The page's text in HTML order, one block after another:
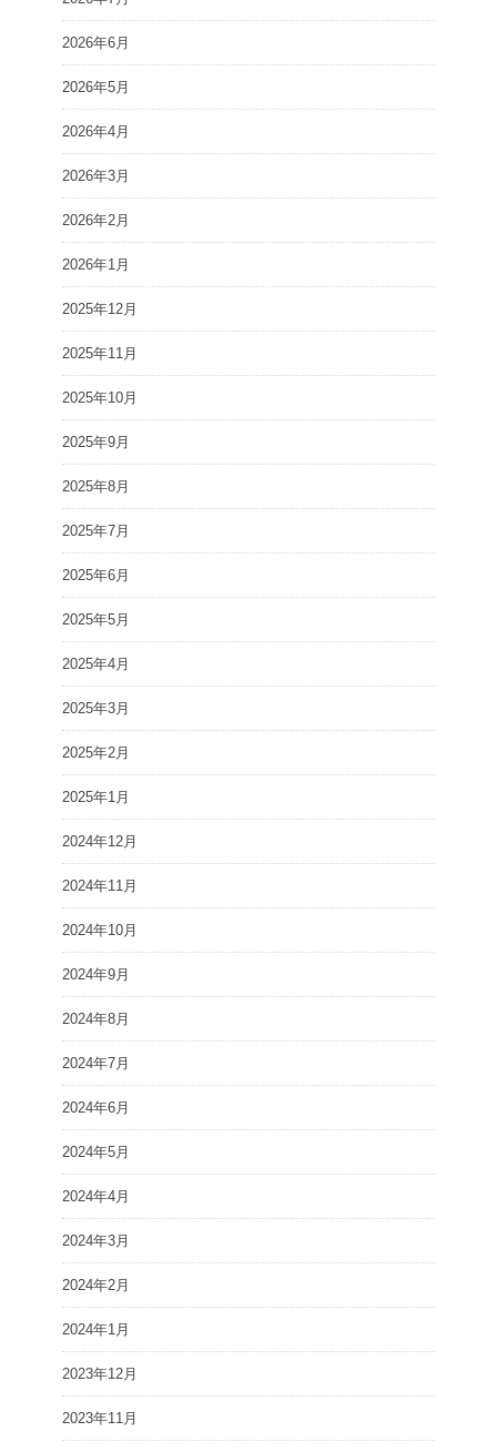
2026年6月
2026年5月
2026年4月
2026年3月
2026年2月
2026年1月
2025年12月
2025年11月
2025年10月
2025年9月
2025年8月
2025年7月
2025年6月
2025年5月
2025年4月
2025年3月
2025年2月
2025年1月
2024年12月
2024年11月
2024年10月
2024年9月
2024年8月
2024年7月
2024年6月
2024年5月
2024年4月
2024年3月
2024年2月
2024年1月
2023年12月
2023年11月